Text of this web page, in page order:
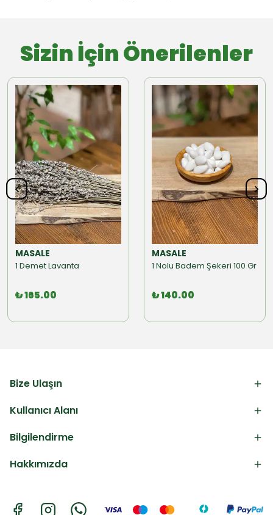
Sizin İçin Önerilenler
MASALE
1 Demet Lavanta
₺ 165.00
MASALE
1 Nolu Badem Şekeri 100 Gr
₺ 140.00
Bize Ulaşın
Kullanıcı Alanı
Bilgilendirme
Hakkımızda